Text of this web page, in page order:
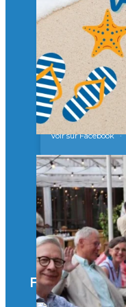
Merci à tous !
🎯 Taxe
un numérique
À l’Isep, nous
Mastères
valeurs
...Voir plus
il y a 2 mois
Voir sur Facebook ·
🚀Afterwork à
🥳 Le 22 avril
en Suisse ont
retrouvailles et
Merci à tous
CHEA pour
il y a 3 mois
Facebook